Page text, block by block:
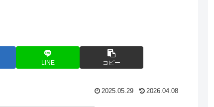
LINE コピー
2025.05.29 2026.04.08